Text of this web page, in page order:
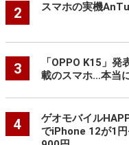
2 スマホの実機
3
「OPPO K15」
載のスマホ…本当
4
ゲオモバイル
でiPhone 12が1